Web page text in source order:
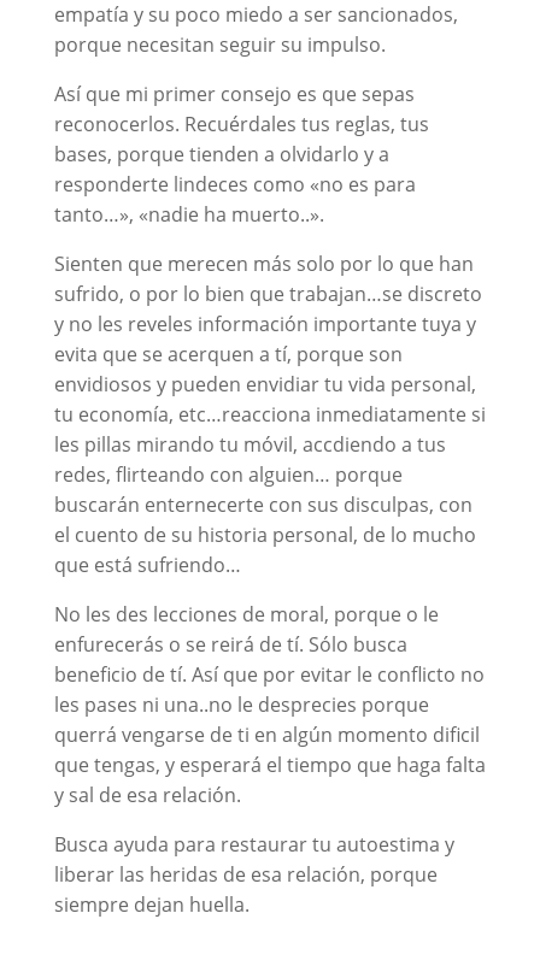
empatía y su poco miedo a ser sancionados,
porque necesitan seguir su impulso.
Así que mi primer consejo es que sepas
reconocerlos. Recuérdales tus reglas, tus
bases, porque tienden a olvidarlo y a
responderte lindeces como «no es para
tanto…», «nadie ha muerto..».
Sienten que merecen más solo por lo que han
sufrido, o por lo bien que trabajan…se discreto
y no les reveles información importante tuya y
evita que se acerquen a tí, porque son
envidiosos y pueden envidiar tu vida personal,
tu economía, etc…reacciona inmediatamente si
les pillas mirando tu móvil, accdiendo a tus
redes, flirteando con alguien… porque
buscarán enternecerte con sus disculpas, con
el cuento de su historia personal, de lo mucho
que está sufriendo…
No les des lecciones de moral, porque o le
enfurecerás o se reirá de tí. Sólo busca
beneficio de tí. Así que por evitar le conflicto no
les pases ni una..no le desprecies porque
querrá vengarse de ti en algún momento dificil
que tengas, y esperará el tiempo que haga falta
y sal de esa relación.
Busca ayuda para restaurar tu autoestima y
liberar las heridas de esa relación, porque
siempre dejan huella.